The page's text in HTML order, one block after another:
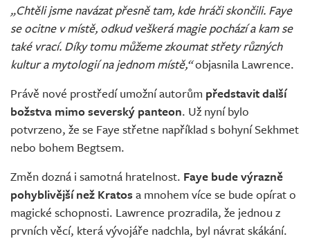
„Chtěli jsme navázat přesně tam, kde hráči skončili. Faye
se ocitne v místě, odkud veškerá magie pochází a kam se
také vrací. Díky tomu můžeme zkoumat střety různých
kultur a mytologií na jednom místě,“objasnila Lawrence.
Právě nové prostředí umožní autorům představit další
božstva mimo severský panteon. Už nyní bylo
potvrzeno, že se Faye střetne například s bohyní Sekhmet
nebo bohem Begtsem.
Změn dozná i samotná hratelnost. Faye bude výrazně
pohyblivější než Kratos a mnohem více se bude opírat o
magické schopnosti. Lawrence prozradila, že jednou z
prvních věcí, která vývojáře nadchla, byl návrat skákání.